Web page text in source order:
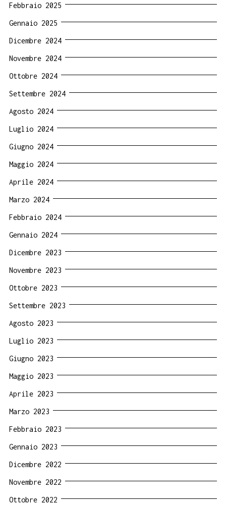
Febbraio 2025
Gennaio 2025
Dicembre 2024
Novembre 2024
Ottobre 2024
Settembre 2024
Agosto 2024
Luglio 2024
Giugno 2024
Maggio 2024
Aprile 2024
Marzo 2024
Febbraio 2024
Gennaio 2024
Dicembre 2023
Novembre 2023
Ottobre 2023
Settembre 2023
Agosto 2023
Luglio 2023
Giugno 2023
Maggio 2023
Aprile 2023
Marzo 2023
Febbraio 2023
Gennaio 2023
Dicembre 2022
Novembre 2022
Ottobre 2022